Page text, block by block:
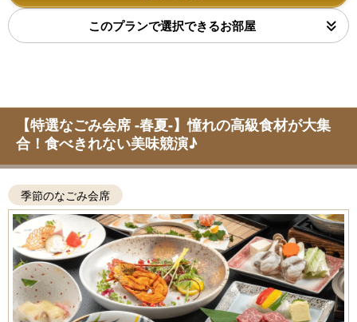
このプランで選択できるお部屋
【特選なごみ会席 -春夏-】憧れの高級食材が大集
合！食べきれない美味競演♪
季節のなごみ会席